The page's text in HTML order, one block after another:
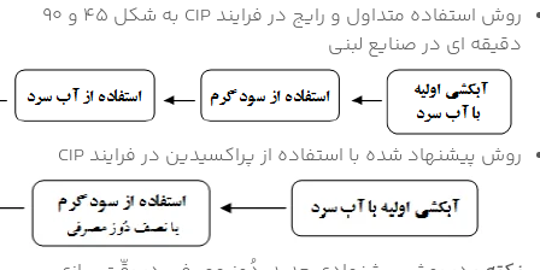
روش استفاده متداول و رایج در فرایند CIP به شکل 45 و 90
دقیقه ای در صنایع لبنی
روش پیشنهاد شده با استفاده از پراکسیدین در فرایند CIP